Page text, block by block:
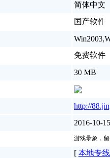
简体中文
国产软件
免费软件
30 MB
http://
2016-10-
游戏录象，
[ 本地专